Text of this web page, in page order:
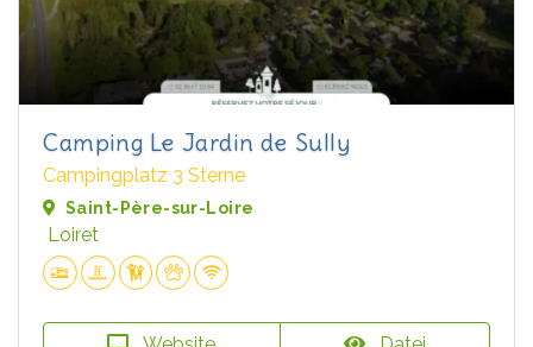
Camping Le Jardin de Sully
Campingplatz 3 Sterne
Saint-Père-sur-Loire
Loiret